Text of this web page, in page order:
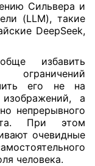
Сильвера и
(LLM), такие
DeepSeek,
избавить
его не на
а
непрерывного
При этом
очевидные
человека.